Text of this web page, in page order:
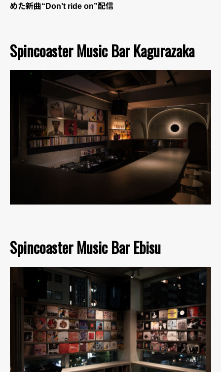
めた新曲“Don’t ride on”配信
Spincoaster Music Bar Kagurazaka
Spincoaster Music Bar Ebisu